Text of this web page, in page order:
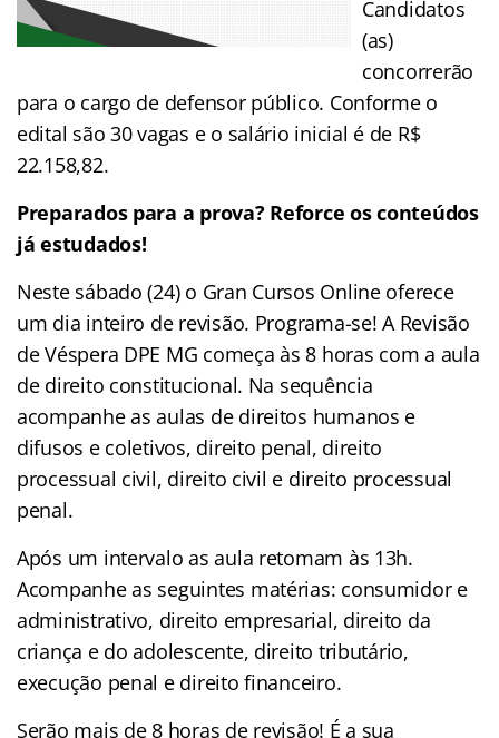
Candidatos
(as)
concorrerão
para o cargo de defensor público. Conforme o
edital são 30 vagas e o salário inicial é de R$
22.158,82.
Preparados para a prova? Reforce os conteúdos
já estudados!
Neste sábado (24) o Gran Cursos Online oferece
um dia inteiro de revisão. Programa-se! A Revisão
de Véspera DPE MG começa às 8 horas com a aula
de direito constitucional. Na sequência
acompanhe as aulas de direitos humanos e
difusos e coletivos, direito penal, direito
processual civil, direito civil e direito processual
penal.
Após um intervalo as aula retomam às 13h.
Acompanhe as seguintes matérias: consumidor e
administrativo, direito empresarial, direito da
criança e do adolescente, direito tributário,
execução penal e direito financeiro.
Serão mais de 8 horas de revisão! É a sua